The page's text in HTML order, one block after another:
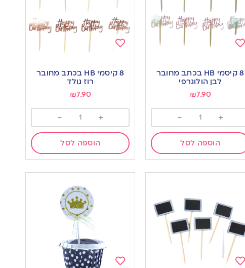
to
wishlist
8 קיסמי HB בכתב מחובר
לבן הולוגרפי
₪7.90
+
-
הוספה לסל
to
wishlist
8 קיסמי HB בכתב מחובר
רוז גולד
₪7.90
+
-
הוספה לסל